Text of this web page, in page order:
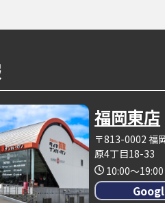
福岡東店
〒813-0002 福
原4丁目18-33
10:00～19:00